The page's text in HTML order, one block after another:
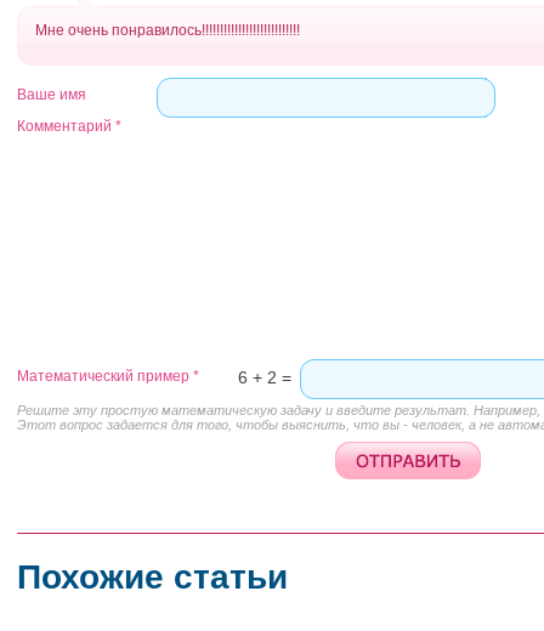
Мне очень понравилось!!!!!!!!!!!!!!!!!!!!!!!!!!!
Ваше имя
Комментарий *
Этот вопрос задается для того, чтобы выяснить, что вы - человек, а не
Математический пример * 6 + 2 =
Решите эту простую математическую задачу и введите результат. Например,
Похожие статьи